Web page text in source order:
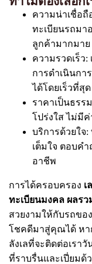
ความน่าเชื่อถื
ทะเบียนรถมา
ลูกค้ามากมาย
ความรวดเร็ว
การดำเนินกา
ได้โดยเร็วที่สุด
ราคาเป็นธรร
โปร่งใส ไม่มี
บริการด้วยใจ
เต็มใจ ตอบค
อาชีพ
การได้ครอบครอง เ
ทะเบียนมงคล ผลรว
สวยงามให้กับรถขอ
โชคดีมาสู่คุณได้ หา
ลังเลที่จะติดต่อเรา
ที่ราบรื่นและเปี่ยม